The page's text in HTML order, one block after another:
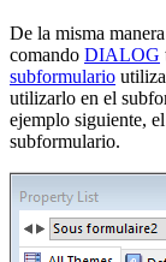
De la misma
comando DIALOG
subformulario
utilizarlo en el
ejemplo siguiente,
subformulario.